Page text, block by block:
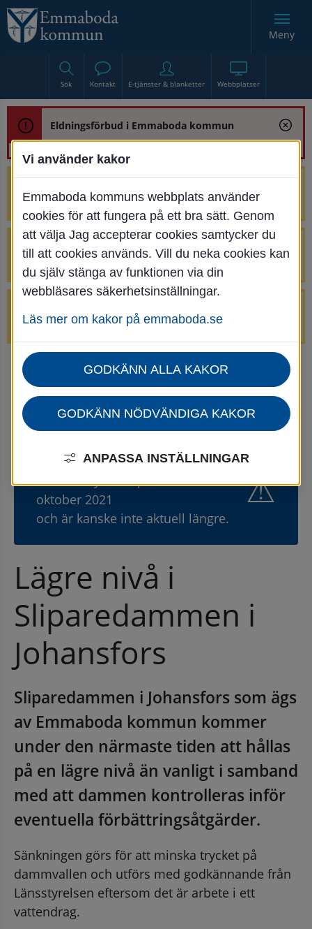
Sök Kontakt E-tjänster & blanketter Webbplatser
Meny
Eldningsförbud i Emmaboda kommun
renoveringen av Bjurbäcksbron
Tillfälliga avstängningar på Centrumtorget
v. 25-34
avstängda.
Startsida
Kommun & politik
Nyheter för kommun och politik
Nyhetsarkiv för kommun och politik
Gammal nyhet
Den här nyheten publicerades 1
oktober 2021
och är kanske inte aktuell längre.
⚠
Lägre nivå i
Sliparedammen i
Johansfors
Sliparedammen i Johansfors som ägs
av Emmaboda kommun kommer
under den närmaste tiden att hållas
på en lägre nivå än vanligt i samband
med att dammen kontrolleras inför
eventuella förbättringsåtgärder.
Sänkningen görs för att minska trycket på
dammvallen och utförs med godkännande från
Länsstyrelsen eftersom det är arbete i ett
vattendrag.
Vi använder kakor
Emmaboda kommuns webbplats använder
cookies för att fungera på ett bra sätt. Genom
att välja Jag accepterar cookies samtycker du
till att cookies används. Vill du neka cookies kan
du själv stänga av funktionen via din
webbläsares säkerhetsinställningar.
Läs mer om kakor på emmaboda.se
GODKÄNN ALLA KAKOR
GODKÄNN NÖDVÄNDIGA KAKOR
ANPASSA INSTÄLLNINGAR